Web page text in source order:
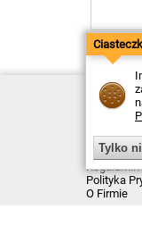
Kontakt
Dostawa
Zwroty
Regulamin
Polityka
O Firmie